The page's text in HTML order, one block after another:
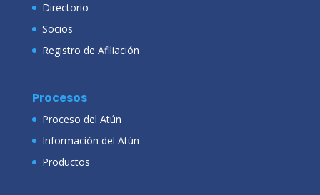
Directorio
Socios
Registro de Afiliación
Procesos
Proceso del Atún
Información del Atún
Productos